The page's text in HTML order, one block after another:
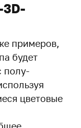
примеров,
будет
полу-
цветовые